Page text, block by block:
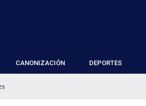
CANONIZACIÓN DEPORTES